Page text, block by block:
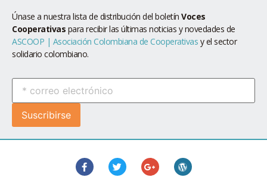
Únase a nuestra lista de distribución del boletín Voces
Cooperativas para recibir las últimas noticias y novedades de
ASCOOP | Asociación Colombiana de Cooperativas y el sector
solidario colombiano.